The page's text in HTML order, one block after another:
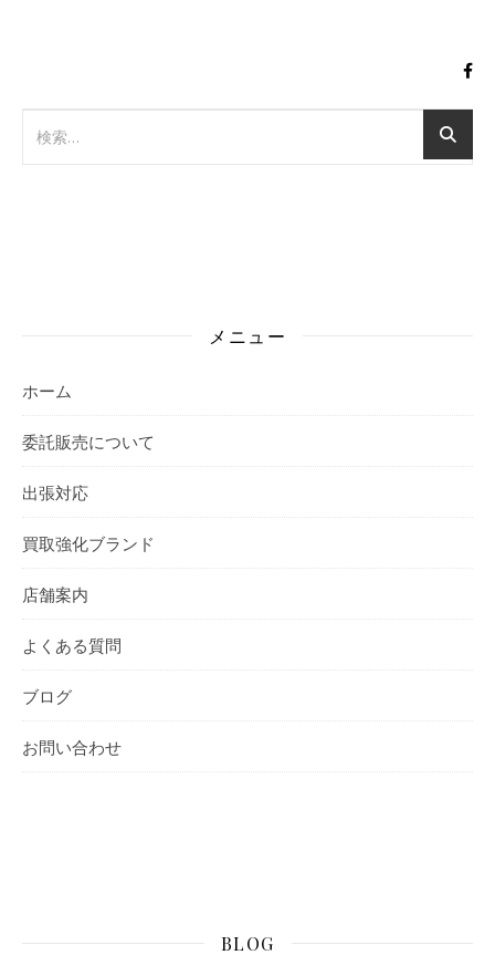
メニュー
ホーム
委託販売について
出張対応
買取強化ブランド
店舗案内
よくある質問
ブログ
お問い合わせ
BLOG